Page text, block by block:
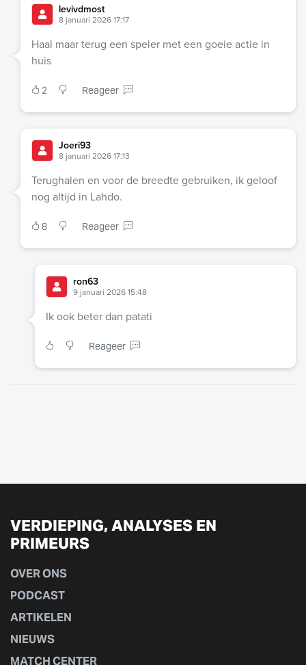
levivdmost
8 januari 2026 17:17
Haal maar terug een speler met een goeie actie in
huis
2 Reageer
Joeri93
8 januari 2026 17:13
Terughalen en voor de breedte gebruiken, ik geloof
nog altijd in Lahdo.
8 Reageer
ron63
9 januari 2026 15:48
Ik ook beter dan patati
Reageer
VERDIEPING, ANALYSES EN
PRIMEURS
OVER ONS
PODCAST
ARTIKELEN
NIEUWS
MATCH CENTER